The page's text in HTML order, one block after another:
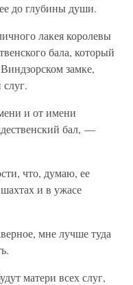
до глубины души.
лакея королевы
бала, который
замке,
и от имени
бал, —
что, думаю, ее
и в ужасе
мне лучше туда
матери всех слуг,